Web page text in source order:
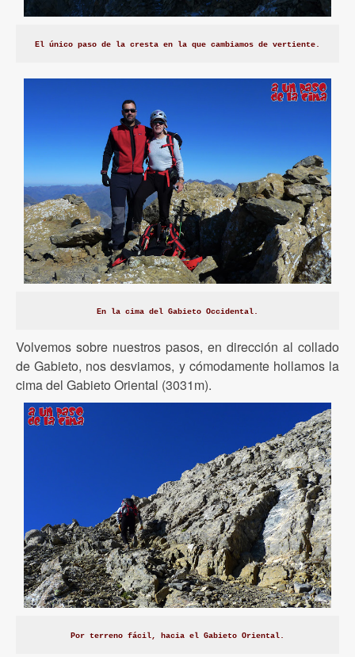
El único paso de la cresta en la que cambiamos de vertiente.
En la cima del Gabieto Occidental.
Volvemos sobre nuestros pasos, en dirección al collado
de Gabieto, nos desviamos, y cómodamente hollamos la
cima del Gabieto Oriental (3031m).
Por terreno fácil, hacia el Gabieto Oriental.